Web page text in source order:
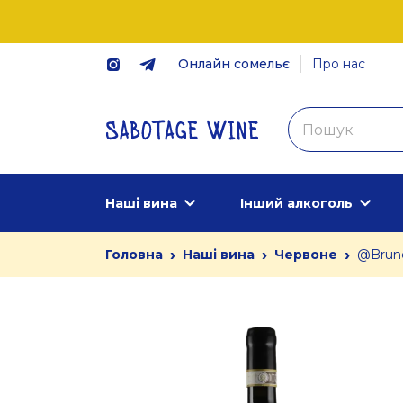
Онлайн сомельє Про нас
Наші вина Інший алкоголь
Головна › Наші вина › Червоне ›